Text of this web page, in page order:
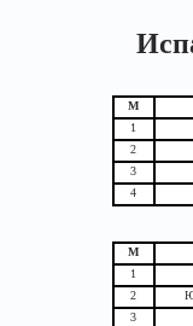
М
1
2
3
4
М
1
2
3